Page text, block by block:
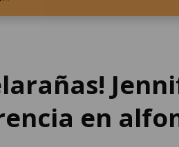
en